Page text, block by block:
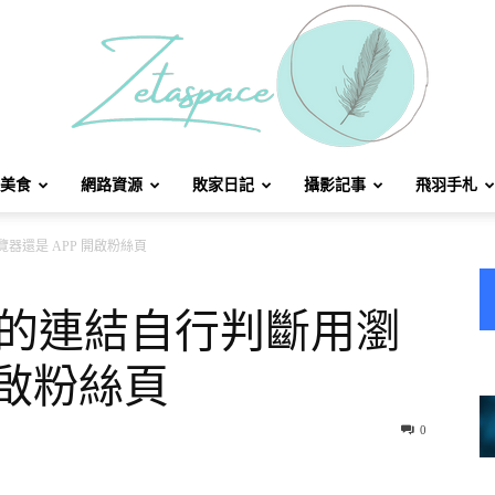
食 網路資源 敗家日記 攝影記事 飛羽手札
器還是 APP 開啟粉絲頁
連結自行判斷用瀏
粉絲頁
0